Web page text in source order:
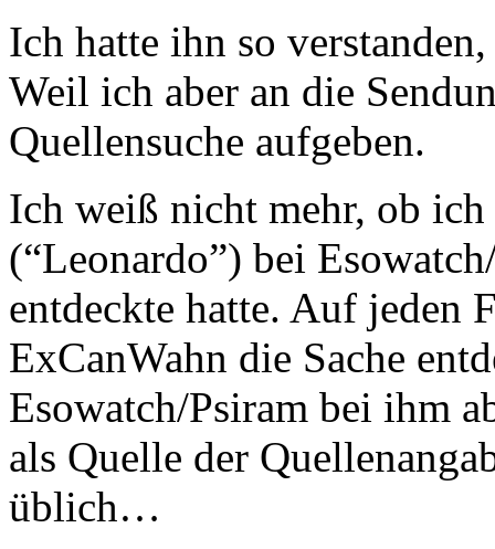
Ich hatte ihn so
Weil ich aber an die
Quellensuche aufgeben.
Ich weiß nicht mehr, ob
(“Leonardo”) bei
entdeckte hatte. Auf jeden
ExCanWahn die Sache
Esowatch/Psiram bei ihm
als Quelle der
üblich…